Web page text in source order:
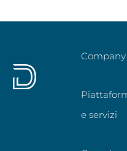
Company
e servizi